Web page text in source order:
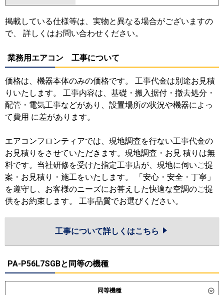
掲載している仕様等は、実物と異なる場合がございますの
で、 詳しくはお問い合わせください。
業務用エアコン 工事について
価格は、機器本体のみの価格です。 工事代金は別途お見積
りいたします。 工事内容は、基礎・搬入据付・撤去処分・
配管・電気工事などがあり、設置場所の状況や機器によっ
て費用 に差があります。
エアコンフロンティアでは、現地調査を行ない工事代金の
お見積りをさせていただきます。現地調査・お見 積りは無
料です。当社研修を受けた指定工事店が、現地に伺いご提
案・お見積り・施工をいたします。 「安心・安全・丁寧」
を遵守し、お客様のニーズにお答えした快適な空調のご提
供をお約束します。 工事品質でお選びください。
工事について詳しくはこちら
PA-P56L7SGBと同等の機種
同等機種